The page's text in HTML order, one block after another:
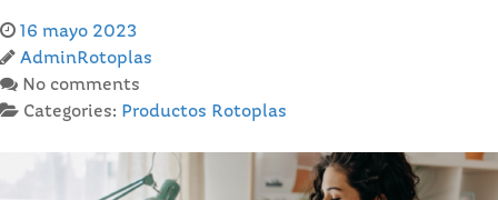
16 mayo 2023
AdminRotoplas
No comments
Categories: Productos Rotoplas